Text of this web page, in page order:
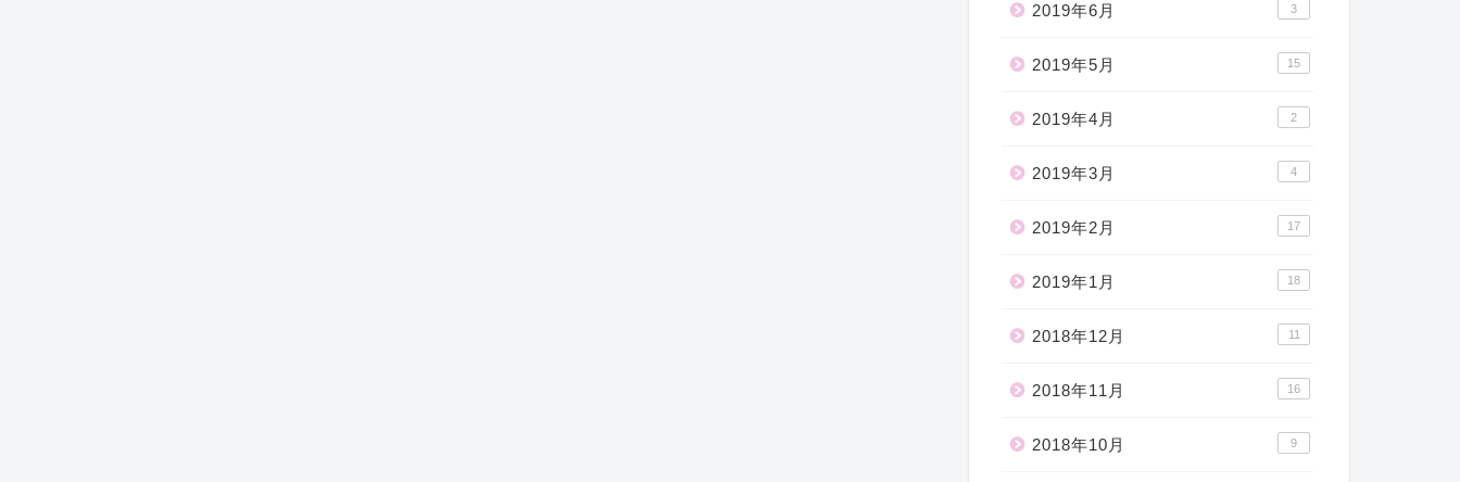
2019年6月 3
2019年5月 15
2019年4月 2
2019年3月 4
2019年2月 17
2019年1月 18
2018年12月 11
2018年11月 16
2018年10月 9